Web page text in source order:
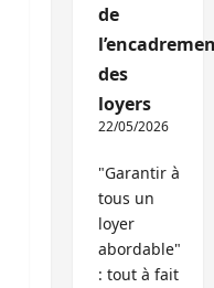
de
des
loyers
22/05/2026
"Garantir à
tous un
loyer
abordable"
: tout à fait